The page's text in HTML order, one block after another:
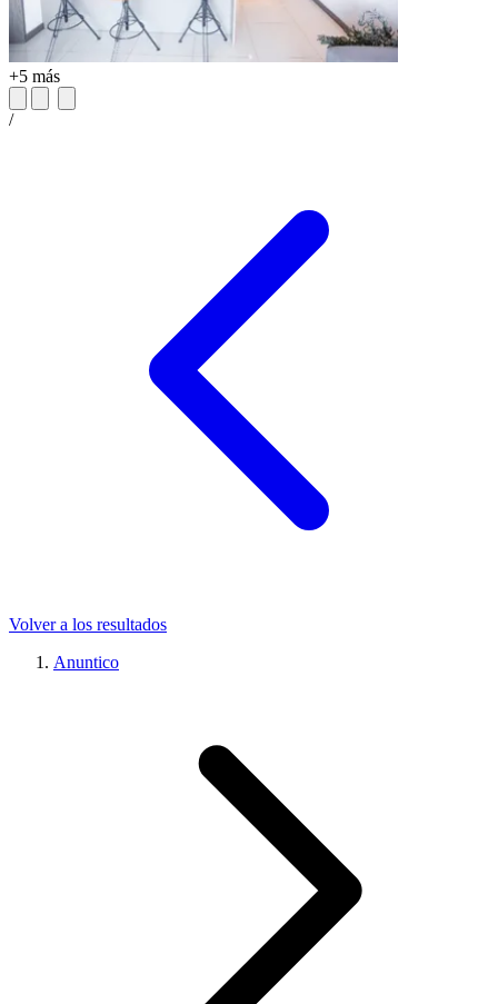
+5 más
/
Volver a los resultados
Anuntico